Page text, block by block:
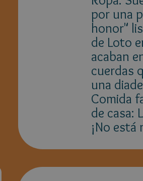
por una
honor"
de Loto
acaban
cuerdas
una
Comida
de casa:
¡No